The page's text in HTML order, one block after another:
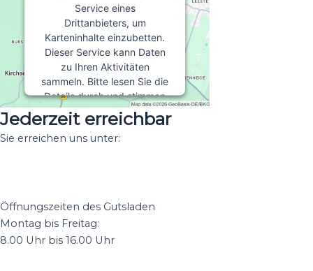
Service eines
Drittanbieters, um
Karteninhalte einzubetten.
Dieser Service kann Daten
zu Ihren Aktivitäten
sammeln. Bitte lesen Sie die
Details durch und stimmen
Sie der Nutzung des
Service zu, um diese Karte
anzuzeigen.
Akzeptieren
powered byUsercentrics
Jederzeit erreichbar
Sie erreichen uns unter:
Öffnungszeiten des Gutsladen
Montag bis Freitag:
8.00 Uhr bis 16.00 Uhr